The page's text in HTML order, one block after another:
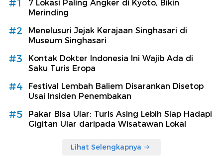
#1
7 Lokasi Paling Angker di Kyoto, Bikin
Merinding
#2
Menelusuri Jejak Kerajaan Singhasari di
Museum Singhasari
#3
Kontak Dokter Indonesia Ini Wajib Ada di
Saku Turis Eropa
#4
Festival Lembah Baliem Disarankan Disetop
Usai Insiden Penembakan
#5
Pakar Bisa Ular: Turis Asing Lebih Siap Hadapi
Gigitan Ular daripada Wisatawan Lokal
Lihat Selengkapnya